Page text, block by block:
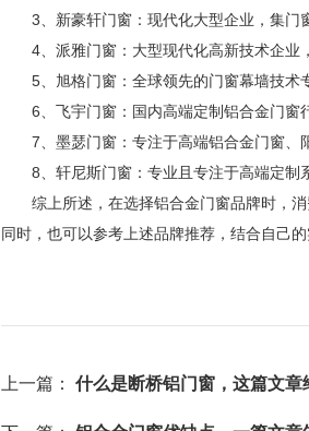
3、新豪轩门窗：现代化大型企业，集门
4、派雅门窗：大型现代化高新技术企业
5、旭格门窗：全球领先的门窗幕墙技术
6、飞宇门窗：国内高端定制铝合金门窗
7、 墨瑟门窗：专注于高端铝合金门窗、
8、轩尼斯门窗：专业且专注于高端定制
综上所述，在选择铝合金门窗品牌时，消
同时，也可以参考上述品牌推荐，结合自己的
上一篇： 什么是断桥铝门窗，这篇文章